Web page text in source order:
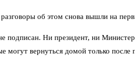
об этом снова вышли на
Ни президент, ни
могут вернуться домой только